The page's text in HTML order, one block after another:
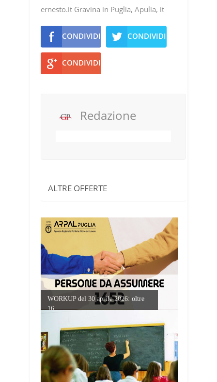
ernesto.it Gravina in Puglia, Apulia, it
CONDIVIDI CONDIVIDI
CONDIVIDI
Redazione
ALTRE OFFERTE
WORKUP del 30 aprile 2026: oltre
16...